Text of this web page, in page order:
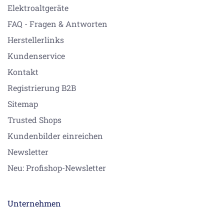
Elektroaltgeräte
FAQ - Fragen & Antworten
Herstellerlinks
Kundenservice
Kontakt
Registrierung B2B
Sitemap
Trusted Shops
Kundenbilder einreichen
Newsletter
Neu: Profishop-Newsletter
Unternehmen